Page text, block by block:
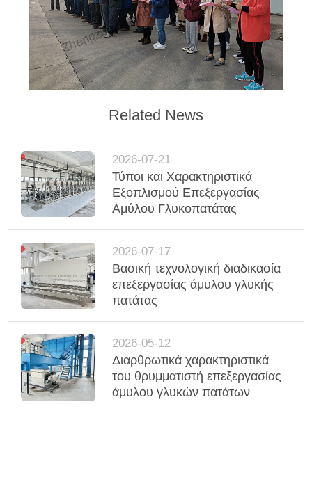
Related News
2026-07-21
Τύποι και Χαρακτηριστικά
Εξοπλισμού Επεξεργασίας
Αμύλου Γλυκοπατάτας
2026-07-17
Βασική τεχνολογική διαδικασία
επεξεργασίας άμυλου γλυκής
πατάτας
2026-05-12
Διαρθρωτικά χαρακτηριστικά
του θρυμματιστή επεξεργασίας
άμυλου γλυκών πατάτων